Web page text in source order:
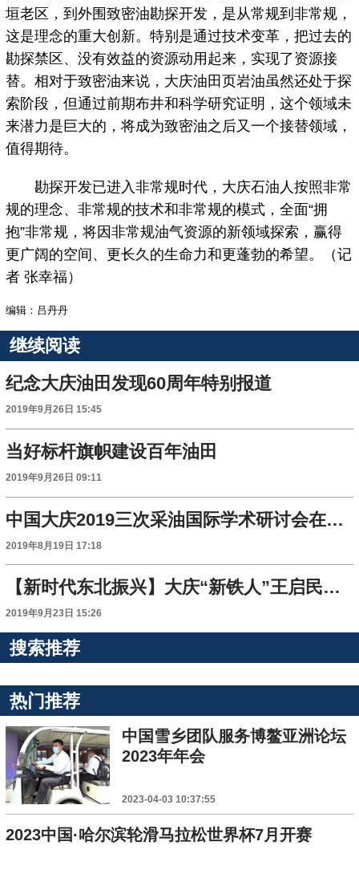
垣老区，到外围致密油勘探开发，是从常规到非常规，
这是理念的重大创新。特别是通过技术变革，把过去的
勘探禁区、没有效益的资源动用起来，实现了资源接
替。相对于致密油来说，大庆油田页岩油虽然还处于探
索阶段，但通过前期布井和科学研究证明，这个领域未
来潜力是巨大的，将成为致密油之后又一个接替领域，
值得期待。
勘探开发已进入非常规时代，大庆石油人按照非常
规的理念、非常规的技术和非常规的模式，全面“拥
抱”非常规，将因非常规油气资源的新领域探索，赢得
更广阔的空间、更长久的生命力和更蓬勃的希望。（记
者 张幸福）
编辑：吕丹丹
继续阅读
纪念大庆油田发现60周年特别报道
2019年9月26日 15:45
当好标杆旗帜建设百年油田
2019年9月26日 09:11
中国大庆2019三次采油国际学术研讨会在大庆油田召开
2019年8月19日 17:18
【新时代东北振兴】大庆“新铁人”王启民：科技报国的人民楷模
2019年9月23日 15:26
搜索推荐
热门推荐
中国雪乡团队服务博鳌亚洲论坛
2023年年会
2023-04-03 10:37:55
2023中国·哈尔滨轮滑马拉松世界杯7月开赛